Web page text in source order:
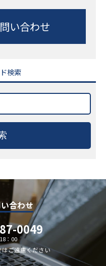
い合わせ
検索
合わせ
0049
：00
ご遠慮ください